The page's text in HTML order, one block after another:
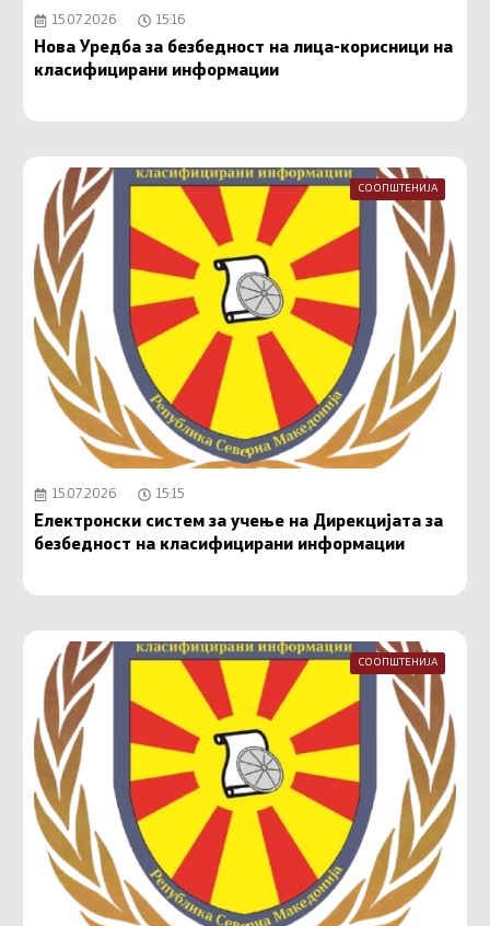
15.07.2026 15:16
Нова Уредба за безбедност на лица-корисници на
класифицирани информации
СООПШТЕНИЈА
15.07.2026 15:15
Електронски систем за учење на Дирекцијата за
безбедност на класифицирани информации
СООПШТЕНИЈА